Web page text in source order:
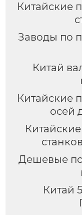
Китайские
Заводы по
Китай
Китайские
осей
Дешевые
Китай